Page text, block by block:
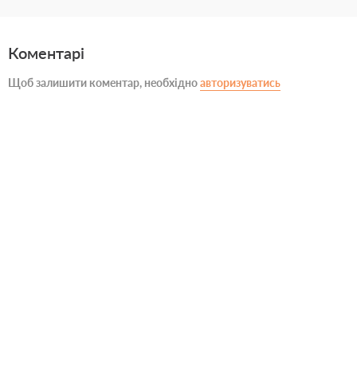
Коментарі
Щоб залишити коментар, необхідноавторизуватись